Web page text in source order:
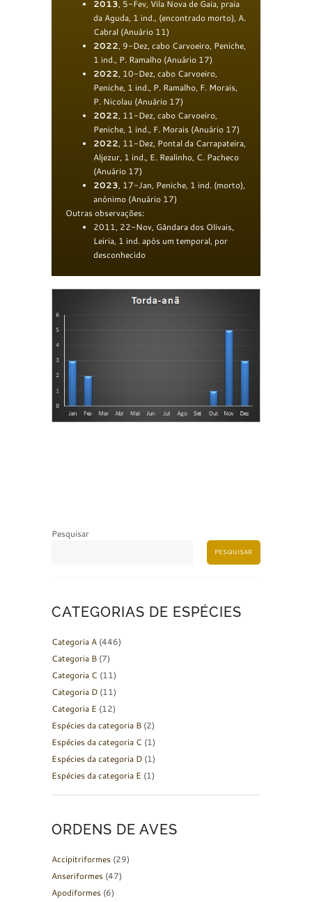
2013, 5-Fev, Vila Nova de Gaia, praia
da Aguda, 1 ind., (encontrado morto), A.
Cabral (Anuário 11)
2022, 9-Dez, cabo Carvoeiro, Peniche,
1 ind., P. Ramalho (Anuário 17)
2022, 10-Dez, cabo Carvoeiro,
Peniche, 1 ind., P. Ramalho, F. Morais,
P. Nicolau (Anuário 17)
2022, 11-Dez, cabo Carvoeiro,
Peniche, 1 ind., F. Morais (Anuário 17)
2022, 11-Dez, Pontal da Carrapateira,
Aljezur, 1 ind., E. Realinho, C. Pacheco
(Anuário 17)
2023, 17-Jan, Peniche, 1 ind. (morto),
anónimo (Anuário 17)
Outras observações:
2011, 22-Nov, Gândara dos Olivais,
Leiria, 1 ind. após um temporal, por
desconhecido
Pesquisar
PESQUISAR
CATEGORIAS DE ESPÉCIES
Categoria A (446)
Categoria B (7)
Categoria C (11)
Categoria D (11)
Categoria E (12)
Espécies da categoria B (2)
Espécies da categoria C (1)
Espécies da categoria D (1)
Espécies da categoria E (1)
ORDENS DE AVES
Accipitriformes (29)
Anseriformes (47)
Apodiformes (6)